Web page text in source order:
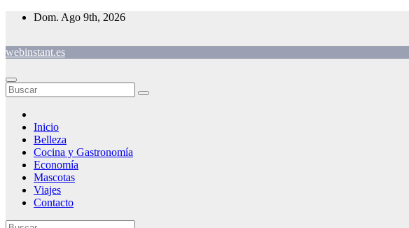
Saltar
Dom. Ago 9th, 2026
webinstant.es
Inicio
Belleza
Cocina y Gastronomía
Economía
Mascotas
Viajes
Contacto